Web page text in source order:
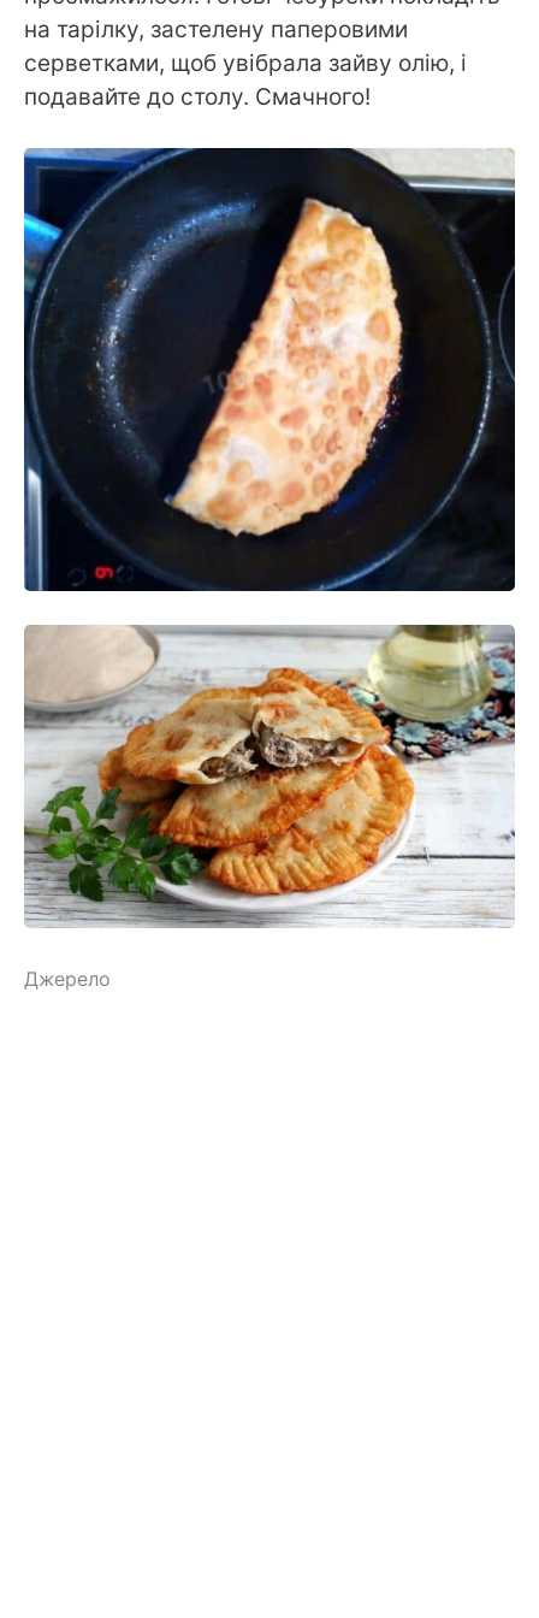
на тарілку, застелену паперовими
серветками, щоб увібрала зайву олію, і
подавайте до столу. Смачного!
Джерело